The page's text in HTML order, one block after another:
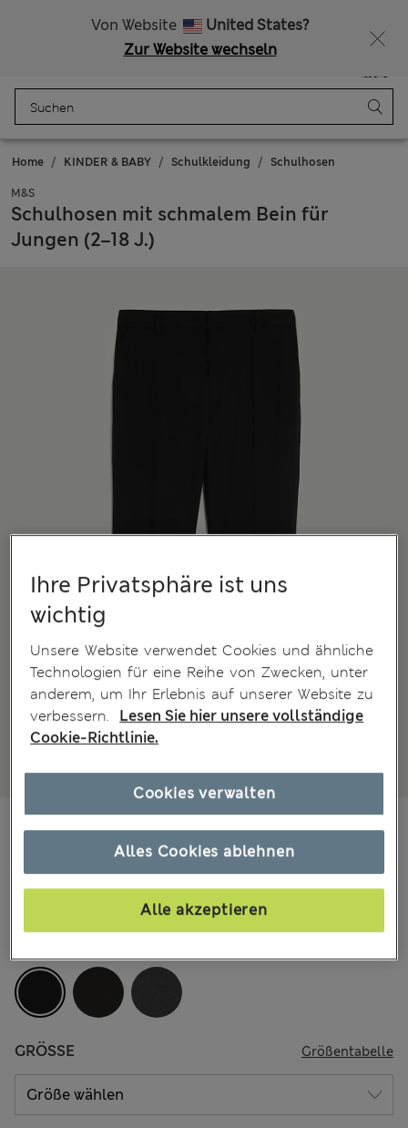
Von Website
United States?
Zur Website wechseln
Tasche
Home KINDER & BABY Schulkleidung Schulhosen
M&S
Schulhosen mit schmalem Bein für
Jungen (2–18 J.)
256 Bewertungen
€13,00-€15,00
Zwei kaufen, 20 % sparen
GRÖSSE Größentabelle
Ihre Privatsphäre ist uns
wichtig
Unsere Website verwendet Cookies und ähnliche
Technologien für eine Reihe von Zwecken, unter
anderem, um Ihr Erlebnis auf unserer Website zu
verbessern.
Lesen Sie hier unsere vollständige
Cookie-Richtlinie.
Alles Cookies ablehnen
Alle akzeptieren
Cookies verwalten